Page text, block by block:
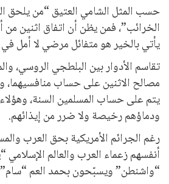
حسب المثل الشامي العتيق “من يلحق
الخرائب”، فمن يظن أن اتفاق اثنين
يأتي بالخير هو متفائل مرضي لا أمل
تقاسم الأدوار بين البلطجي الروسي،
مصالح الاثنين على حساب منافسيهما،
يتم على حساب المسلمين السنة،
ودماؤهم رخيصة ولا ضرر من إيذائهم.
رغم الجرائم الأمريكية بحق العرب
أنفسهم زعماء العرب والعالم
“واشنطن” ويسبّحون بحمد العم